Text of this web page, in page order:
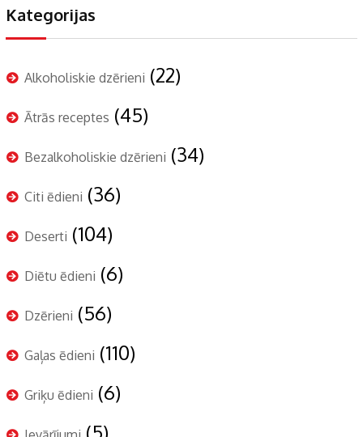
Kategorijas
Alkoholiskie dzērieni (22)
Ātrās receptes (45)
Bezalkoholiskie dzērieni (34)
Citi ēdieni (36)
Deserti (104)
Diētu ēdieni (6)
Dzērieni (56)
Gaļas ēdieni (110)
Griķu ēdieni (6)
(5)